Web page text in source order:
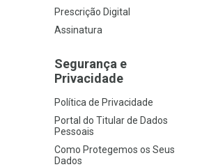
Prescrição Digital
Assinatura
Segurança e
Privacidade
Política de Privacidade
Portal do Titular de Dados
Pessoais
Como Protegemos os Seus
Dados